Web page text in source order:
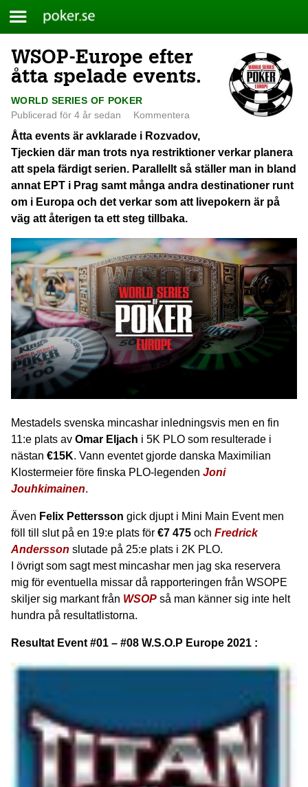
Skip
to
Meny
Poker.se
WSOP-Europe efter
åtta spelade events.
WORLD SERIES OF POKER
Publicerad för 4 år sedan
Kommentera
Åtta events är avklarade i Rozvadov,
Tjeckien där man trots nya restriktioner verkar planera
att spela färdigt serien. Parallellt så ställer man in bland
annat EPT i Prag samt många andra destinationer runt
om i Europa och det verkar som att livepokern är på
väg att återigen ta ett steg tillbaka.
Mestadels svenska mincashar inledningsvis men en fin
11:e plats av Omar Eljach i 5K PLO som resulterade i
nästan €15K. Vann eventet gjorde danska Maximilian
Klostermeier före finska PLO-legenden Joni
Jouhkimainen.
Även Felix Pettersson gick djupt i Mini Main Event men
föll till slut på en 19:e plats för €7 475 och Fredrick
Andersson slutade på 25:e plats i 2K PLO.
I övrigt som sagt mest mincashar men jag ska reservera
mig för eventuella missar då rapporteringen från WSOPE
skiljer sig markant från WSOP så man känner sig inte helt
hundra på resultatlistorna.
Resultat Event #01 – #08 W.S.O.P Europe 2021 :